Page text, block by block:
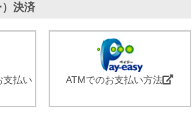
決済
支払い
ATMでのお支払い方法